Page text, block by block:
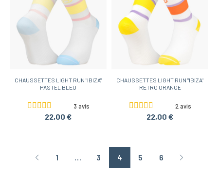
CHAUSSETTES LIGHT RUN "IBIZA"
PASTEL BLEU
3 avis
22,00 €
CHAUSSETTES LIGHT RUN "IBIZA"
RETRO ORANGE
2 avis
22,00 €
Page précédente
1 … 3 4 5 6 Page